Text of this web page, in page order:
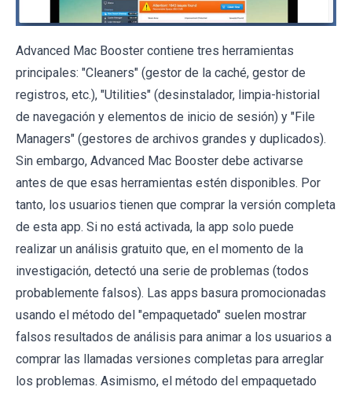
Advanced Mac Booster contiene tres herramientas
principales: "Cleaners" (gestor de la caché, gestor de
registros, etc.), "Utilities" (desinstalador, limpia-historial
de navegación y elementos de inicio de sesión) y "File
Managers" (gestores de archivos grandes y duplicados).
Sin embargo, Advanced Mac Booster debe activarse
antes de que esas herramientas estén disponibles. Por
tanto, los usuarios tienen que comprar la versión completa
de esta app. Si no está activada, la app solo puede
realizar un análisis gratuito que, en el momento de la
investigación, detectó una serie de problemas (todos
probablemente falsos). Las apps basura promocionadas
usando el método del "empaquetado" suelen mostrar
falsos resultados de análisis para animar a los usuarios a
comprar las llamadas versiones completas para arreglar
los problemas. Asimismo, el método del empaquetado